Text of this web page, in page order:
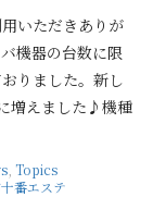
いただきありが
機器の台数に限
りました。新し
増えました♪機種
Topics
番エステ